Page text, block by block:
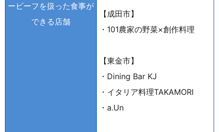
ービーフを扱った食事が
できる店舗
【成田市】
・101農家の野菜×創作料理
【東金市】
・Dining Bar KJ
・イタリア料理TAKAMORI
・a.Un